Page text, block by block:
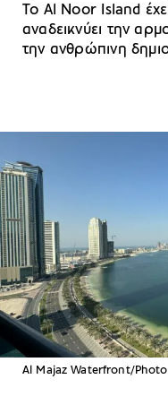
Το Al Noor Island
αναδεικνύει την
την ανθρώπινη
Al Majaz Waterfront/